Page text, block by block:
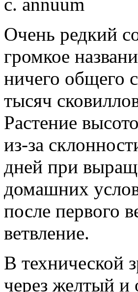
Очень редкий
громкое
ничего общего
тысяч
Растение
из-за
дней при
домашних
после первого
ветвление.
В технической
через желтый